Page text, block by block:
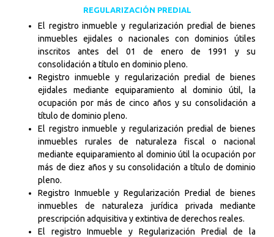
REGULARIZACIÓN PREDIAL
El registro inmueble y regularización predial de bienes
inmuebles ejidales o nacionales con dominios útiles
inscritos antes del 01 de enero de 1991 y su
consolidación a título en dominio pleno.
Registro inmueble y regularización predial de bienes
ejidales mediante equiparamiento al dominio útil, la
ocupación por más de cinco años y su consolidación a
título de dominio pleno.
El registro inmueble y regularización predial de bienes
inmuebles rurales de naturaleza fiscal o nacional
mediante equiparamiento al dominio útil la ocupación por
más de diez años y su consolidación a título de dominio
pleno.
Registro Inmueble y Regularización Predial de bienes
inmuebles de naturaleza jurídica privada mediante
prescripción adquisitiva y extintiva de derechos reales.
El registro Inmueble y Regularización Predial de la